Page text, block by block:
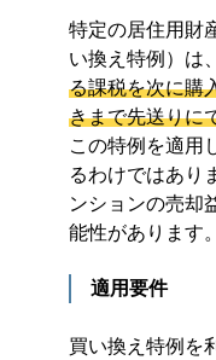
特定の居住用財
い換え特例）は、
る課税を次に購
きまで先送りに
この特例を適用
るわけではあり
ンションの売却
能性があります。
適用要件
買い換え特例を